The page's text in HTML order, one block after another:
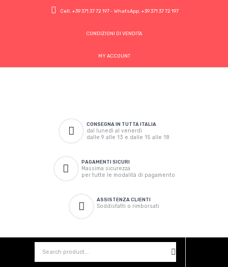
Cell. +39 371 37 72 197- WhatsApp. +39 371 37 72 197
CONDIZIONI DI VENDITA
MY ACCOUNT
CONSEGNA IN TUTTA ITALIA
dal lunedì al venerdì
dalle 9 alle 13 e dalle 15 alle 18
PAGAMENTI SICURI
Massima sicurezza
per tutte le modalità di pagamento
ASSISTENZA CLIENTI
Soddisfatti o rimborsati